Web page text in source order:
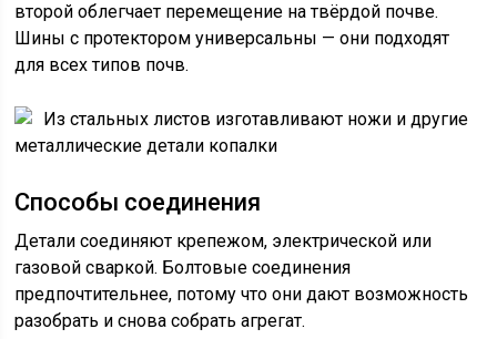
второй облегчает перемещение на твёрдой почве.
Шины с протектором универсальны — они подходят
для всех типов почв.
Из стальных листов изготавливают ножи и другие
металлические детали копалки
Способы соединения
Детали соединяют крепежом, электрической или
газовой сваркой. Болтовые соединения
предпочтительнее, потому что они дают возможность
разобрать и снова собрать агрегат.